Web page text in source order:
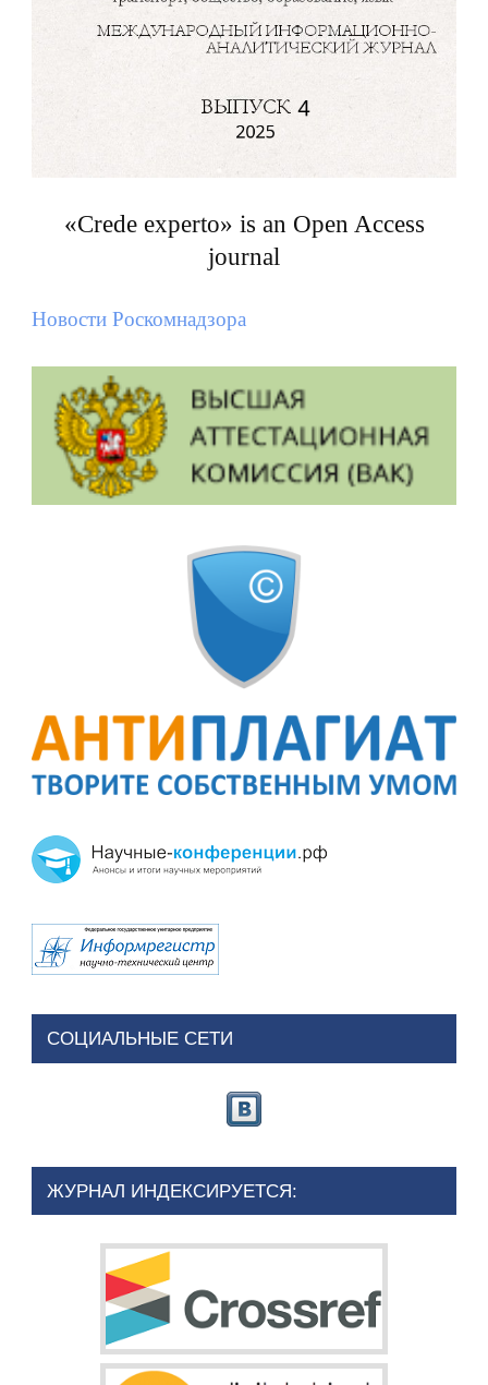
«Crede experto» is an Open Access
journal
Новости Роскомнадзора
СОЦИАЛЬНЫЕ СЕТИ
ЖУРНАЛ ИНДЕКСИРУЕТСЯ: